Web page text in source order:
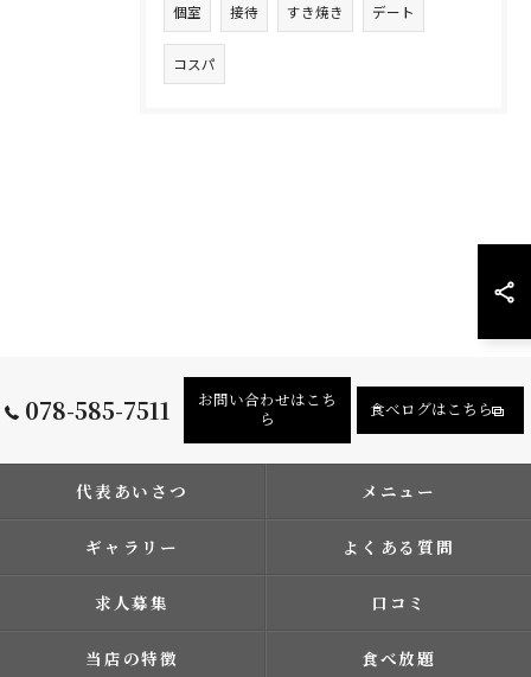
個室 接待 すき焼き デート
コスパ
078-585-7511
お問い合わせはこち
ら
食べログはこちら
代表あいさつ メニュー
ギャラリー よくある質問
求人募集 口コミ
当店の特徴 食べ放題